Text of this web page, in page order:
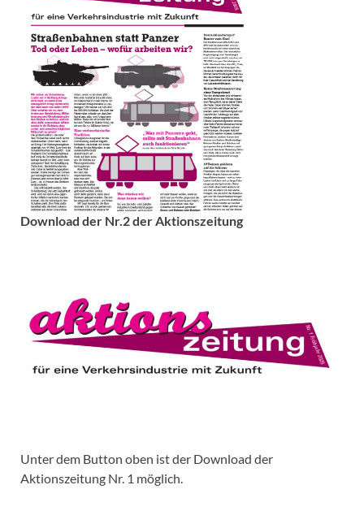
Download der Nr.2 der Aktionszeitung
Unter dem Button oben ist der Download der
Aktionszeitung Nr. 1 möglich.